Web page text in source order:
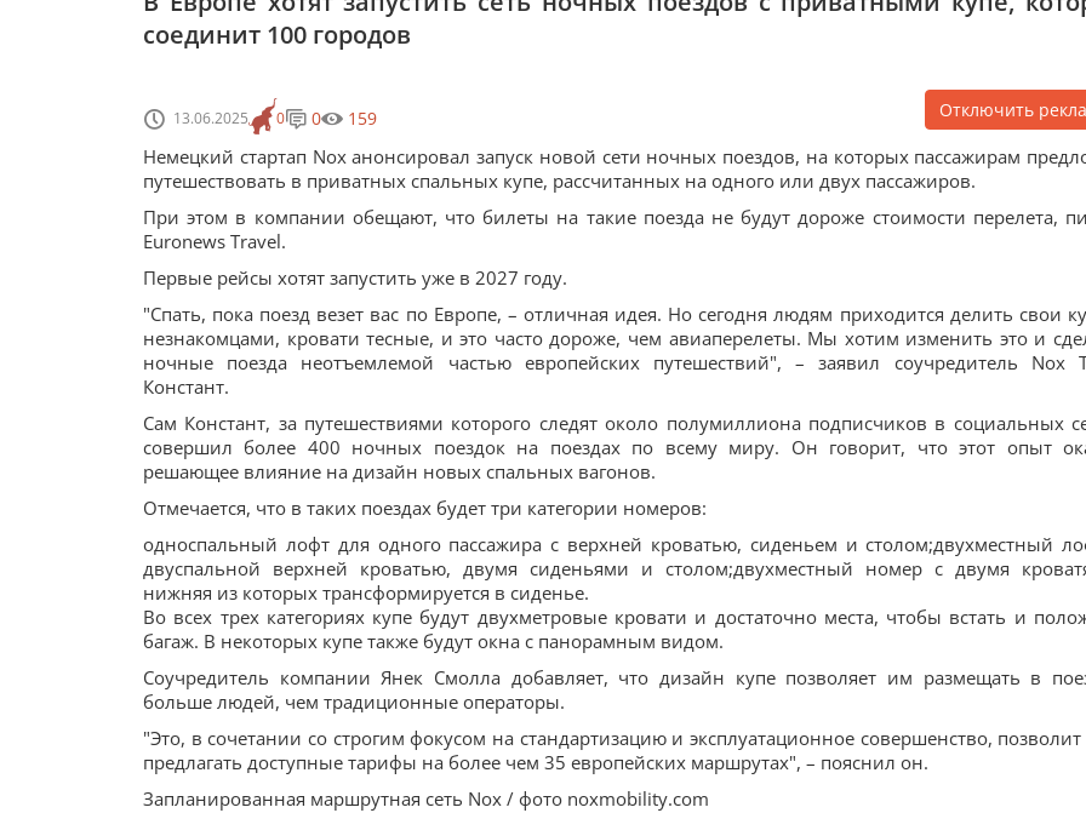
соединит 100 городов
13.06.2025 0 0 159 Отключить
Немецкий стартап Nox анонсировал запуск новой сети ночных поездов, на которых пассажирам
путешествовать в приватных спальных купе, рассчитанных на одного или двух пассажиров.
При этом в компании обещают, что билеты на такие поезда не будут дороже стоимости перелета,
Euronews Travel.
Первые рейсы хотят запустить уже в 2027 году.
"Спать, пока поезд везет вас по Европе, – отличная идея. Но сегодня людям приходится делить свои
незнакомцами, кровати тесные, и это часто дороже, чем авиаперелеты. Мы хотим изменить это и
ночные поезда неотъемлемой частью европейских путешествий", – заявил соучредитель Nox
Констант.
Сам Констант, за путешествиями которого следят около полумиллиона подписчиков в социальных
совершил более 400 ночных поездок на поездах по всему миру. Он говорит, что этот опыт
решающее влияние на дизайн новых спальных вагонов.
Отмечается, что в таких поездах будет три категории номеров:
односпальный лофт для одного пассажира с верхней кроватью, сиденьем и столом;двухместный
двуспальной верхней кроватью, двумя сиденьями и столом;двухместный номер с двумя
нижняя из которых трансформируется в сиденье.
Во всех трех категориях купе будут двухметровые кровати и достаточно места, чтобы встать и
багаж. В некоторых купе также будут окна с панорамным видом.
Соучредитель компании Янек Смолла добавляет, что дизайн купе позволяет им размещать в
больше людей, чем традиционные операторы.
"Это, в сочетании со строгим фокусом на стандартизацию и эксплуатационное совершенство,
предлагать доступные тарифы на более чем 35 европейских маршрутах", – пояснил он.
Запланированная маршрутная сеть Nox / фото noxmobility.com